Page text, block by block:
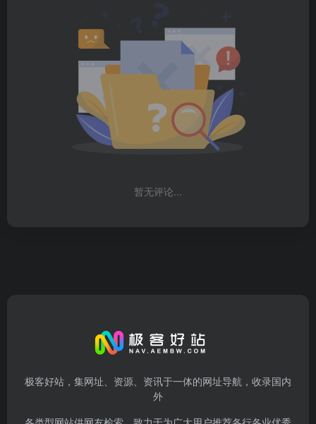
暂无评论...
极客好站，集网址、资源、资讯于一体的网址导航，收录国内
外